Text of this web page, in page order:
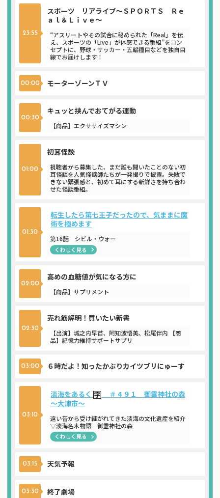
23:55
スポーツ リアライブ～ＳＰＯＲＴＳ Ｒｅ
ａｌ＆Ｌｉｖｅ～
“アスリートやその試合に秘められた「Real」を伝
え、スポーツの「Live」が体感できる番組”をコン
セプトに、野球・サッカー・五輪種目などを独自目
線でお届けします！
00:00 モーターゾーンＴＶ
00:30
キュッと挟んでおてがる運動
【商品】エクササイズマシン
01:00
初耳怪談
視聴者から募集した、まだ誰も聞いたことのない初
耳怪談を人気怪談師たちが一発撮りで披露。失敗で
きない緊張感と、初めて耳にする新鮮さを持ち合わ
せた怪談番組。
01:30
転生したら第七王子だったので、気ままに魔
術を極めます
第16話 シビル・ウォー
くわしく見る
02:00
高めの血糖値が気になる方に
【商品】サプリメント
02:30
売れ筋解明！買いたい新書
【出演】城之内早苗、阿知波悟美、松尾伴内 【商
品】記憶力維持サポートサプリ
03:00 ６時だよ！知ったかぶりカイツブリにゅーす
03:10
淡海をあるく
＃４９１ 御霊神社の森
～大津市～
遠い昔から受け継がれてきた淡海の文化遺産を紹介
▽淡海名木物語 御霊神社の森
くわしく見る
03:15 天気予報
03:30 終了劇場